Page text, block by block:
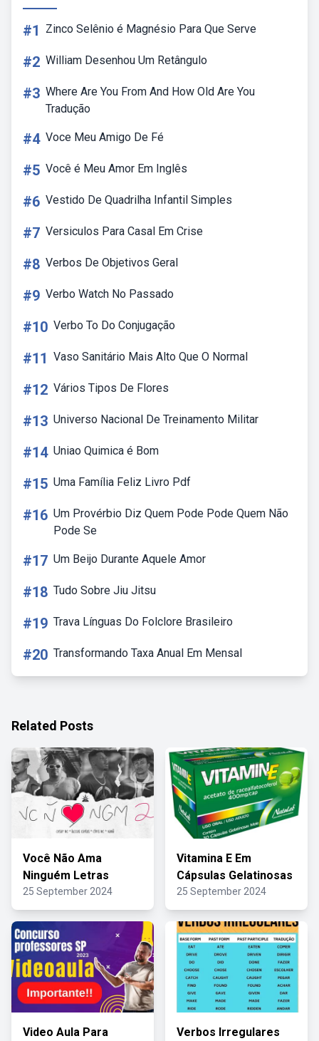
#1 Zinco Selênio é Magnésio Para Que Serve
#2 William Desenhou Um Retângulo
#3 Where Are You From And How Old Are You
Tradução
#4 Voce Meu Amigo De Fé
#5 Você é Meu Amor Em Inglês
#6 Vestido De Quadrilha Infantil Simples
#7 Versiculos Para Casal Em Crise
#8 Verbos De Objetivos Geral
#9 Verbo Watch No Passado
#10 Verbo To Do Conjugação
#11 Vaso Sanitário Mais Alto Que O Normal
#12 Vários Tipos De Flores
#13 Universo Nacional De Treinamento Militar
#14 Uniao Quimica é Bom
#15 Uma Família Feliz Livro Pdf
#16 Um Provérbio Diz Quem Pode Pode Quem Não
Pode Se
#17 Um Beijo Durante Aquele Amor
#18 Tudo Sobre Jiu Jitsu
#19 Trava Línguas Do Folclore Brasileiro
#20 Transformando Taxa Anual Em Mensal
Related Posts
Você Não Ama
Ninguém Letras
25 September 2024
Vitamina E Em
Cápsulas Gelatinosas
25 September 2024
Video Aula Para Verbos Irregulares